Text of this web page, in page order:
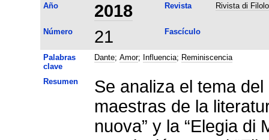
Año 2018 Revista Rivista di
Número 21 Fascículo
Palabras
clave
Dante; Amor; Influencia; Reminiscencia
Resumen
Se analiza el tema
maestras de la
nuova” y la “Elegia di